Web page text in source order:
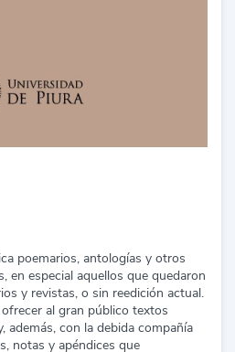
poemarios, antologías y otros
en especial aquellos que quedaron
y revistas, o sin reedición actual.
al gran público textos
además, con la debida compañía
notas y apéndices que